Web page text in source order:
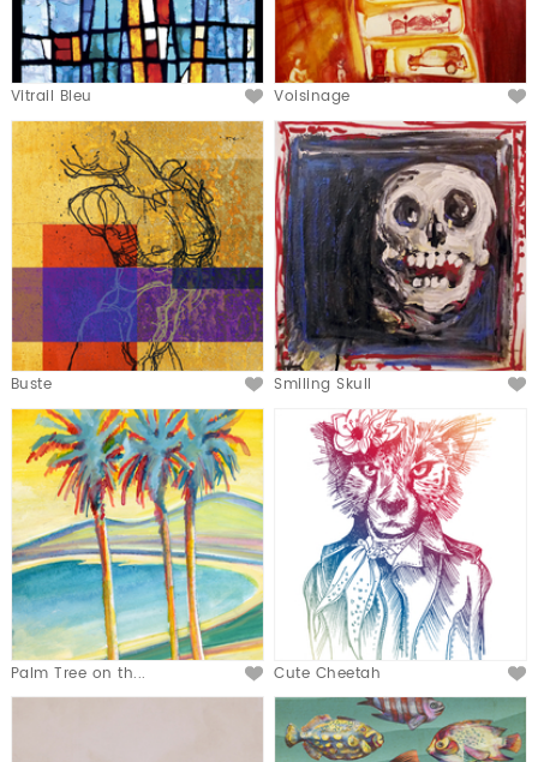
Vitrail Bleu Voisinage
Buste Smiling Skull
Palm Tree on th... Cute Cheetah